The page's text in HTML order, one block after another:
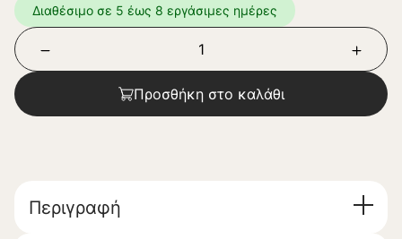
Διαθέσιμο σε 5 έως 8 εργάσιμες ημέρες
Προσθήκη στο καλάθι
Περιγραφή